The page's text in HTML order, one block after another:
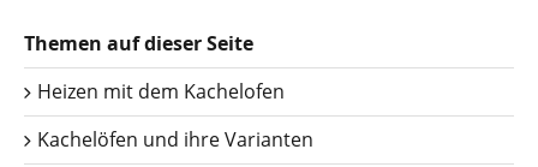
Themen auf dieser Seite
Heizen mit dem Kachelofen
Kachelöfen und ihre Varianten